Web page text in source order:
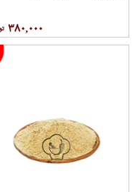
۳۸۰,۰۰۰